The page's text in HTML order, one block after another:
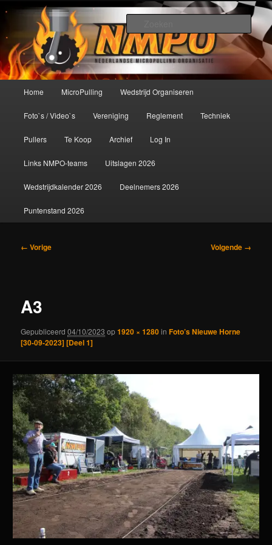
primaire
inhoudNederlandse MicroPulling
Organisatie
De meest krachtige modelbouwsport ter wereld!
Home MicroPulling Wedstrijd Organiseren
Foto`s / Video`s Vereniging Reglement Techniek
Pullers Te Koop Archief Log In
Links NMPO-teams Uitslagen 2026
Wedstrijdkalender 2026 Deelnemers 2026
Puntenstand 2026
Afbeeldingsnavigatie
← Vorige Volgende →
A3
Gepubliceerd04/10/2023 op1920 × 1280inFoto’s Nieuwe Horne
[30-09-2023] [Deel 1]